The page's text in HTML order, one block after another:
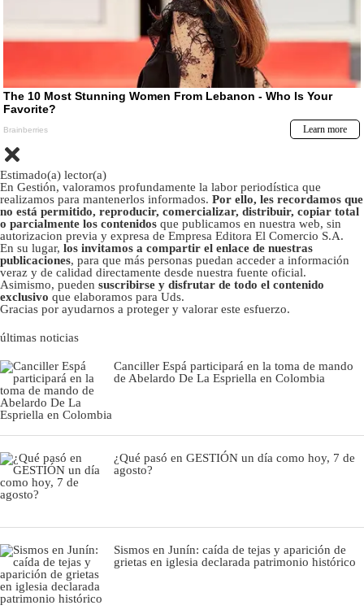
Estimado(a) lector(a)
En Gestión, valoramos profundamente la labor periodística que
realizamos para mantenerlos informados. Por ello, les recordamos que
no está permitido, reproducir, comercializar, distribuir, copiar total
o parcialmente los contenidos que publicamos en nuestra web, sin
autorizacion previa y expresa de Empresa Editora El Comercio S.A.
En su lugar, los invitamos a compartir el enlace de nuestras
publicaciones, para que más personas puedan acceder a información
veraz y de calidad directamente desde nuestra fuente oficial.
Asimismo, pueden suscribirse y disfrutar de todo el contenido
exclusivo que elaboramos para Uds.
Gracias por ayudarnos a proteger y valorar este esfuerzo.
últimas noticias
Canciller Espá participará en la toma de mando
de Abelardo De La Espriella en Colombia
¿Qué pasó en GESTIÓN un día como hoy, 7 de
agosto?
Sismos en Junín: caída de tejas y aparición de
grietas en iglesia declarada patrimonio histórico